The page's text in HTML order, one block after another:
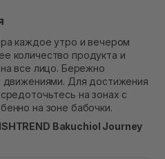
каждое утро и вечером
количество продукта и
все лицо. Бережно
движениями. Для достижения
на зонах с
на зоне бабочки.
Bakuchiol Journey